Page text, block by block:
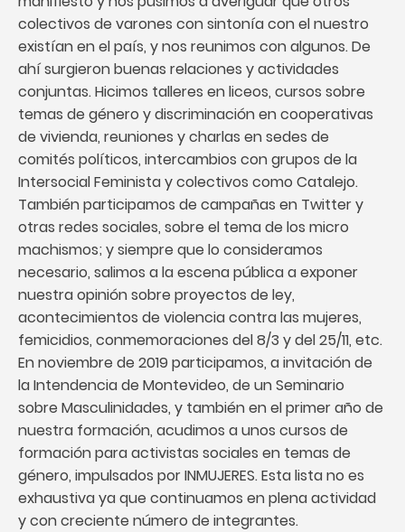
colectivos de varones con sintonía con el nuestro
existían en el país, y nos reunimos con algunos. De
ahí surgieron buenas relaciones y actividades
conjuntas. Hicimos talleres en liceos, cursos sobre
temas de género y discriminación en cooperativas
de vivienda, reuniones y charlas en sedes de
comités políticos, intercambios con grupos de la
Intersocial Feminista y colectivos como Catalejo.
También participamos de campañas en Twitter y
otras redes sociales, sobre el tema de los micro
machismos; y siempre que lo consideramos
necesario, salimos a la escena pública a exponer
nuestra opinión sobre proyectos de ley,
acontecimientos de violencia contra las mujeres,
femicidios, conmemoraciones del 8/3 y del 25/11, etc.
En noviembre de 2019 participamos, a invitación de
la Intendencia de Montevideo, de un Seminario
sobre Masculinidades, y también en el primer año de
nuestra formación, acudimos a unos cursos de
formación para activistas sociales en temas de
género, impulsados por INMUJERES. Esta lista no es
exhaustiva ya que continuamos en plena actividad
y con creciente número de integrantes.